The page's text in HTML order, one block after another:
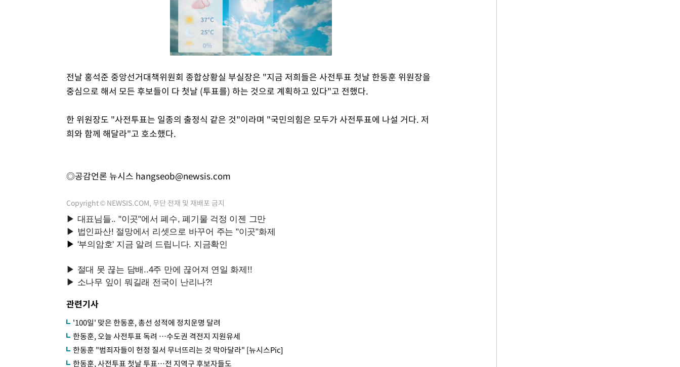
Mute
전날 홍석준 중앙선거대책위원회 종합상황실 부실장은 "지금 저희들은 사전투표 첫날 한동훈 위원장을
중심으로 해서 모든 후보들이 다 첫날 (투표를) 하는 것으로 계획하고 있다"고 전했다.
한 위원장도 "사전투표는 일종의 출정식 같은 것"이라며 "국민의힘은 모두가 사전투표에 나설 거다. 저
희와 함께 해달라"고 호소했다.
◎공감언론 뉴시스 hangseob@newsis.com
Copyright © NEWSIS.COM, 무단 전재 및 재배포 금지
관련기사
'100일' 맞은 한동훈, 총선 성적에 정치운명 달려
한동훈, 오늘 사전투표 독려 …수도권 격전지 지원유세
한동훈 "범죄자들이 헌정 질서 무너뜨리는 것 막아달라" [뉴시스Pic]
한동훈, 사전투표 첫날 투표…전 지역구 후보자들도